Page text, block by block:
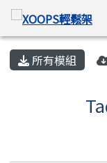
跳至主內容區
XOOPS輕鬆
導覽列
主內容區域
所有模組
頁尾區域